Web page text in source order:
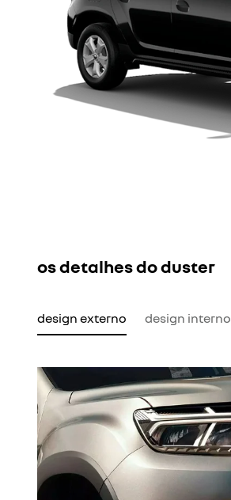
os detalhes do duster
design externo design interno